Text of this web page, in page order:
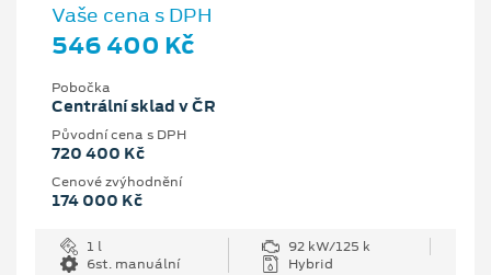
Vaše cena s DPH
546 400 Kč
Pobočka
Centrální sklad v ČR
Původní cena s DPH
720 400 Kč
Cenové zvýhodnění
174 000 Kč
1 l
92 kW/125 k
6st. manuální
Hybrid